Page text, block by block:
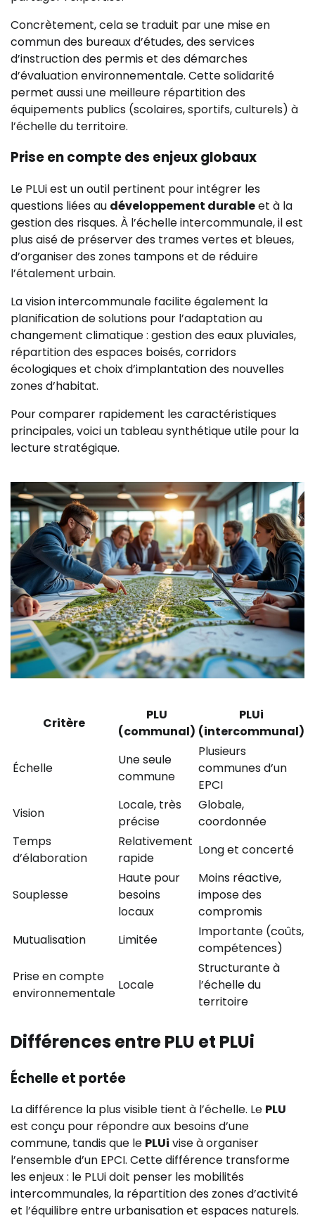
Concrètement, cela se traduit par une mise en
commun des bureaux d’études, des services
d’instruction des permis et des démarches
d’évaluation environnementale. Cette solidarité
permet aussi une meilleure répartition des
équipements publics (scolaires, sportifs, culturels) à
l’échelle du territoire.
Prise en compte des enjeux globaux
Le PLUi est un outil pertinent pour intégrer les
questions liées au développement durableet à la
gestion des risques. À l’échelle intercommunale, il est
plus aisé de préserver des trames vertes et bleues,
d’organiser des zones tampons et de réduire
l’étalement urbain.
La vision intercommunale facilite également la
planification de solutions pour l’adaptation au
changement climatique : gestion des eaux pluviales,
répartition des espaces boisés, corridors
écologiques et choix d’implantation des nouvelles
zones d’habitat.
Pour comparer rapidement les caractéristiques
principales, voici un tableau synthétique utile pour la
lecture stratégique.
Critère
PLU
(communal)
PLUi
(intercommunal)
Échelle
Une seule
commune
Plusieurs
communes d’un
EPCI
Vision
Locale, très
précise
Globale,
coordonnée
Temps
d’élaboration
Relativement
rapide
Long et concerté
Souplesse
Haute pour
besoins
locaux
Moins réactive,
impose des
compromis
Mutualisation
Limitée
Importante (coûts,
compétences)
Prise en compte
environnementale
Locale
Structurante à
l’échelle du
territoire
Différences entre PLU et PLUi
Échelle et portée
La différence la plus visible tient à l’échelle. Le PLU
est conçu pour répondre aux besoins d’une
commune, tandis que le PLUi vise à organiser
l’ensemble d’un EPCI. Cette différence transforme
les enjeux : le PLUi doit penser les mobilités
intercommunales, la répartition des zones d’activité
et l’équilibre entre urbanisation et espaces naturels.